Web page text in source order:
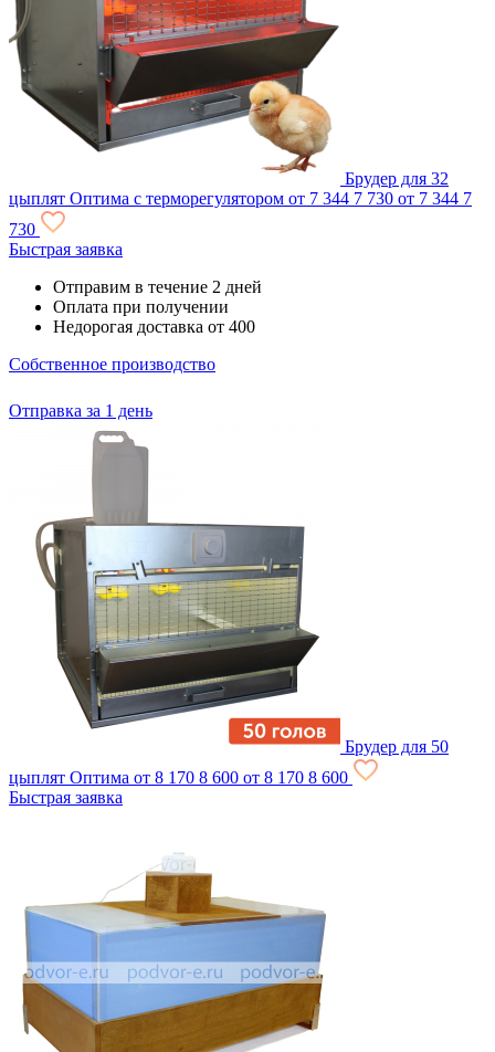
Брудер для 32
цыплят Оптима с терморегулятором от 7 344 7 730 от 7 344 7
730
Быстрая заявка
Отправим в течение 2 дней
Оплата при получении
Недорогая доставка от 400
Собственное производство
Отправка за 1 день
Брудер для 50
цыплят Оптима от 8 170 8 600 от 8 170 8 600
Быстрая заявка